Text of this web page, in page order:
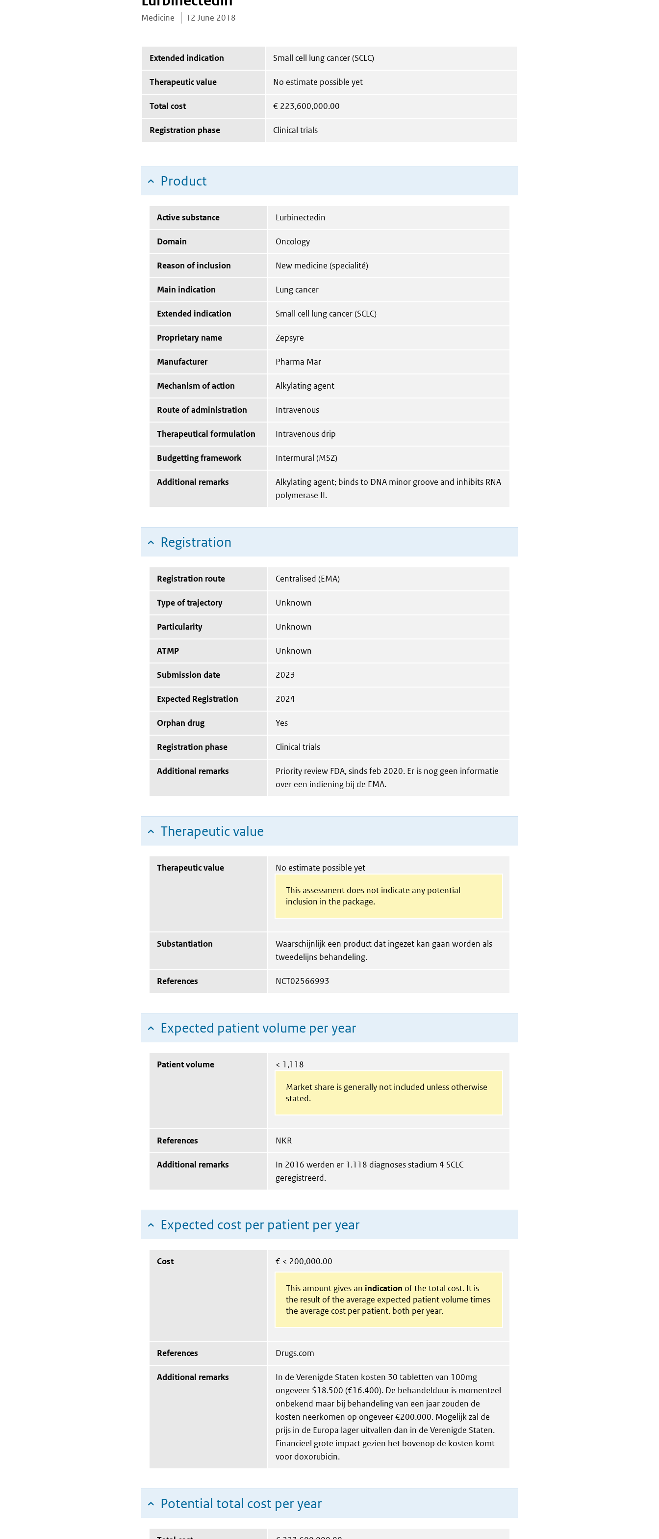
Medicine 12 June 2018
Extended indication Small cell lung cancer (SCLC)
Therapeutic value No estimate possible yet
Total cost € 223,600,000.00
Registration phase Clinical trials
Product
Active substance Lurbinectedin
Domain Oncology
Reason of inclusion New medicine (specialité)
Main indication Lung cancer
Extended indication Small cell lung cancer (SCLC)
Proprietary name Zepsyre
Manufacturer Pharma Mar
Mechanism of action Alkylating agent
Route of administration Intravenous
Therapeutical formulation Intravenous drip
Budgetting framework Intermural (MSZ)
Additional remarks
Alkylating agent; binds to DNA minor groove and inhibits RNA
polymerase II.
Registration
Registration route Centralised (EMA)
Type of trajectory Unknown
Particularity Unknown
ATMP Unknown
Submission date 2023
Expected Registration 2024
Orphan drug Yes
Registration phase Clinical trials
Additional remarks
Priority review FDA, sinds feb 2020. Er is nog geen informatie
over een indiening bij de EMA.
Therapeutic value
Therapeutic value No estimate possible yet
This assessment does not indicate any potential
inclusion in the package.
Substantiation
Waarschijnlijk een product dat ingezet kan gaan worden als
tweedelijns behandeling.
References NCT02566993
Expected patient volume per year
Patient volume < 1,118
Market share is generally not included unless otherwise
stated.
References NKR
Additional remarks
In 2016 werden er 1.118 diagnoses stadium 4 SCLC
geregistreerd.
Expected cost per patient per year
Cost € < 200,000.00
This amount gives an indication of the total cost. It is
the result of the average expected patient volume times
the average cost per patient. both per year.
References Drugs.com
Additional remarks
In de Verenigde Staten kosten 30 tabletten van 100mg
ongeveer $18.500 (€16.400). De behandelduur is momenteel
onbekend maar bij behandeling van een jaar zouden de
kosten neerkomen op ongeveer €200.000. Mogelijk zal de
prijs in de Europa lager uitvallen dan in de Verenigde Staten.
Financieel grote impact gezien het bovenop de kosten komt
voor doxorubicin.
Potential total cost per year